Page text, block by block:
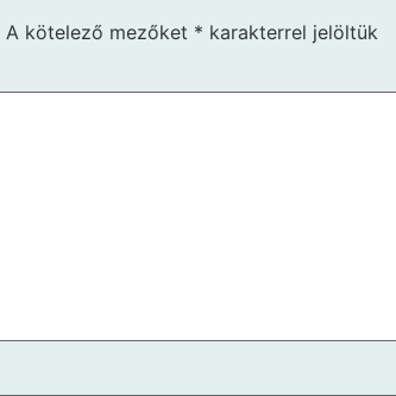
A kötelező mezőket * karakterrel jelöltük